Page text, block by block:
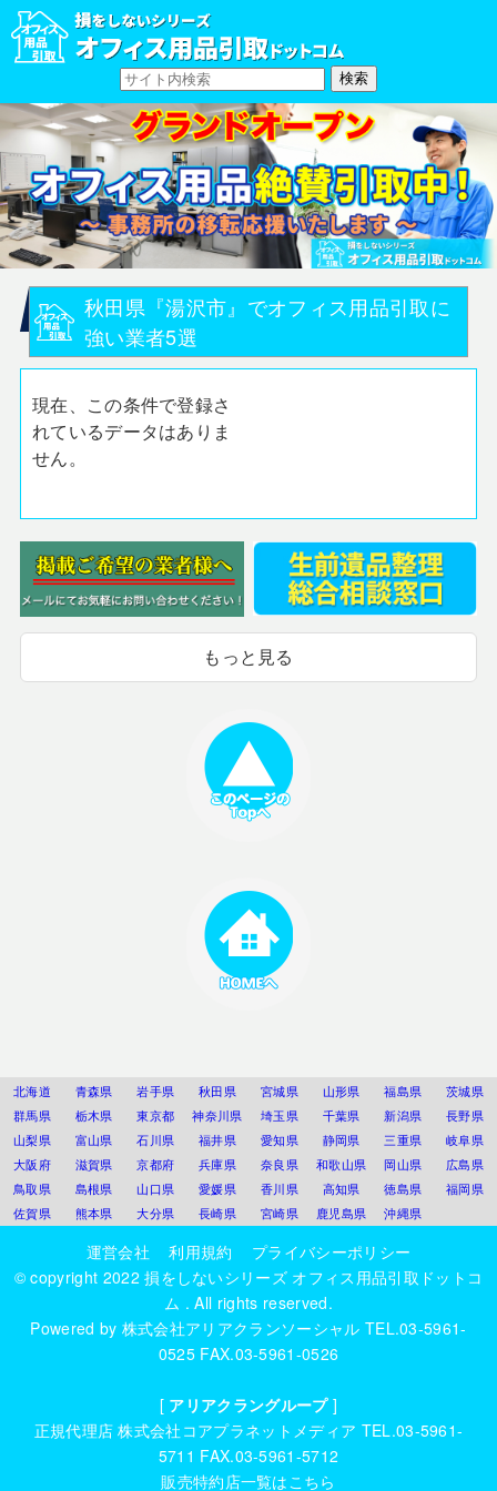
秋田県『湯沢市』でオフィス用品引取に
強い業者5選
現在、この条件で登録さ
れているデータはありま
せん。
もっと見る
北海道 青森県 岩手県 秋田県 宮城県 山形県 福島県
茨城県
群馬県
栃木県 東京都 神奈川県 埼玉県 千葉県 新潟県
長野県
山梨県
富山県 石川県 福井県 愛知県 静岡県 三重県
岐阜県
大阪府
滋賀県 京都府 兵庫県 奈良県 和歌山県 岡山県
広島県
鳥取県
島根県 山口県 愛媛県 香川県 高知県 徳島県
福岡県
佐賀県
熊本県 大分県 長崎県 宮崎県 鹿児島県 沖縄県
運営会社 利用規約
プライバシーポリシー
© copyright 2022損をしないシリーズ オフィス用品引取ドットコ
ム . All rights reserved.
Powered by 株式会社アリアクランソーシャル TEL.03-5961-
0525 FAX.03-5961-0526
[ アリアクラングループ]
正規代理店株式会社コアプラネットメディア TEL.03-5961-
5711 FAX.03-5961-5712
販売特約店一覧はこちら